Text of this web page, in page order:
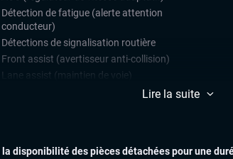
Détection de fatigue (alerte attention
conducteur)
Détections de signalisation routière
Front assist (avertisseur anti-collision)
Lane assist (maintien de voie)
Radars de stationnement avant et
Climatisation automatique multizones
Lire la suite
disponibilité des pièces détachées pour une